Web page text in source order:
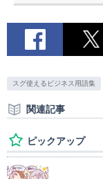
スグ使えるビジネス用語集
関連記事
ピックアップ